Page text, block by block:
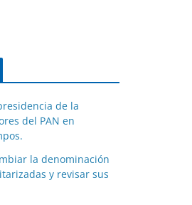
de la
del PAN en
la denominación
y revisar sus